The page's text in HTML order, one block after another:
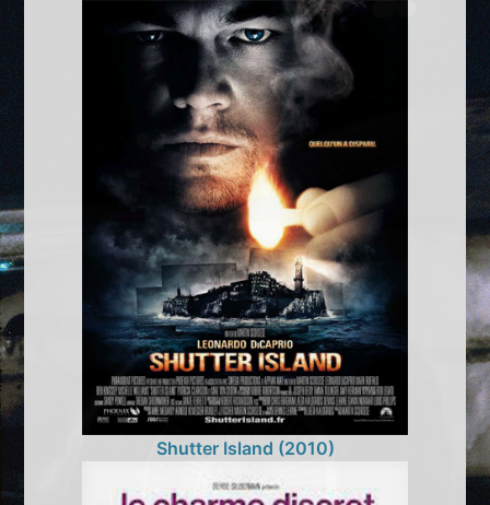
Shutter Island (2010)